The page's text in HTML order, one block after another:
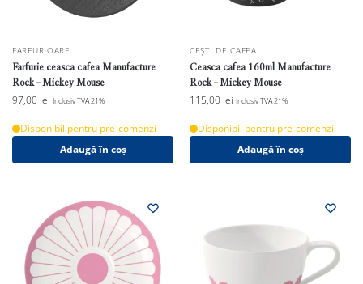
FARFURIOARE
Farfurie ceasca cafea Manufacture
Rock – Mickey Mouse
97,00 lei Inclusiv TVA 21%
Disponibil pentru pre-comenzi
Adaugă în coș
CEȘTI DE CAFEA
Ceasca cafea 160ml Manufacture
Rock – Mickey Mouse
115,00 lei Inclusiv TVA 21%
Disponibil pentru pre-comenzi
Adaugă în coș